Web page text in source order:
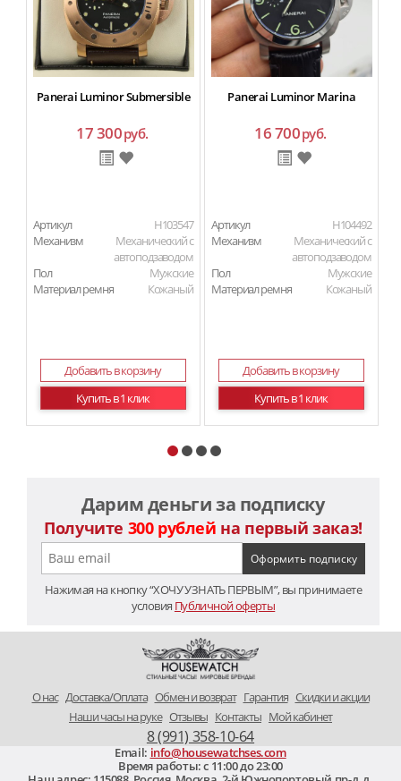
Panerai Luminor Submersible
17 300руб.
Артикул
H103547
Механизм
Механический с
автоподзаводом
Пол
Мужские
Материал ремня
Кожаный
Добавить в корзину
Купить в 1 клик
Panerai Luminor Marina
16 700руб.
Артикул
H104492
Механизм
Механический с
автоподзаводом
Пол
Мужские
Материал ремня
Кожаный
Добавить в корзину
Купить в 1 клик
Дарим деньги за подписку
Получите 300 рублей на первый заказ!
Нажимая на кнопку “ХОЧУ УЗНАТЬ ПЕРВЫМ”, вы принимаете
условия Публичной оферты
O нас Доставка/Оплата Обмен и возврат Гарантия Скидки и акции
Наши часы на руке Отзывы Контакты Мой кабинет
8 (991) 358-10-64
Email: info@housewatchses.com
Время работы: c 11:00 до 23:00